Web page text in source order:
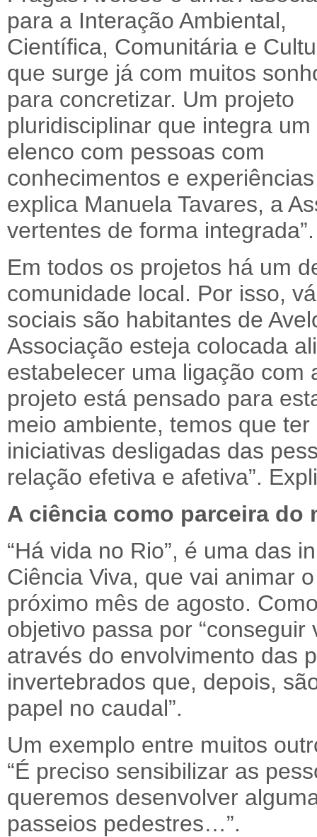
para a Interação Ambiental,
Científica, Comunitária e
que surge já com muitos
para concretizar. Um projeto
pluridisciplinar que integra um
elenco com pessoas com
conhecimentos e
explica Manuela Tavares, a
vertentes de forma integrada”.
Em todos os projetos há um
comunidade local. Por isso,
sociais são habitantes de
Associação esteja colocada
estabelecer uma ligação com
projeto está pensado para
meio ambiente, temos que
iniciativas desligadas das
relação efetiva e afetiva”.
A ciência como parceira do
“Há vida no Rio”, é uma das
Ciência Viva, que vai animar
próximo mês de agosto.
objetivo passa por
através do envolvimento das
invertebrados que, depois,
papel no caudal”.
Um exemplo entre muitos
“É preciso sensibilizar as
queremos desenvolver
passeios pedestres…”.